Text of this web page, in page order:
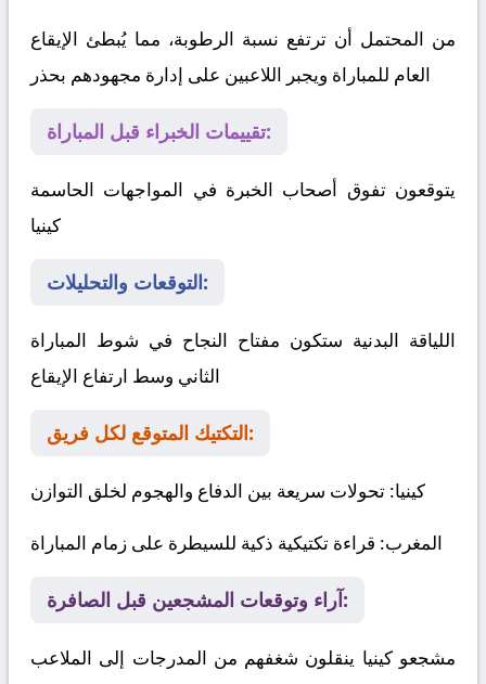
من المحتمل أن ترتفع نسبة الرطوبة، مما يُبطئ الإيقاع
العام للمباراة ويجبر اللاعبين على إدارة مجهودهم بحذر
تقييمات الخبراء قبل المباراة:
يتوقعون تفوق أصحاب الخبرة في المواجهات الحاسمة
كينيا
التوقعات والتحليلات:
اللياقة البدنية ستكون مفتاح النجاح في شوط المباراة
الثاني وسط ارتفاع الإيقاع
التكتيك المتوقع لكل فريق:
كينيا: تحولات سريعة بين الدفاع والهجوم لخلق التوازن
المغرب: قراءة تكتيكية ذكية للسيطرة على زمام المباراة
آراء وتوقعات المشجعين قبل الصافرة:
مشجعو كينيا ينقلون شغفهم من المدرجات إلى الملاعب